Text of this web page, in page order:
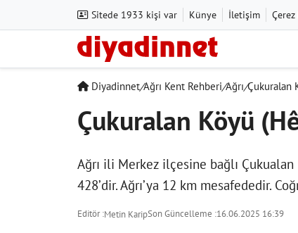
Sitede 1933 kişi var Künye İletişim
Diyadinnet/Ağrı Kent Rehberi/Ağrı/Çukuralan
Çukuralan Köyü
Ağrı ili Merkez ilçesine bağlı Çukualan
428’dir. Ağrı’ya 12 km mesafededir.
Editör :Metin KaripSon Güncelleme :16.06.2025 16:39